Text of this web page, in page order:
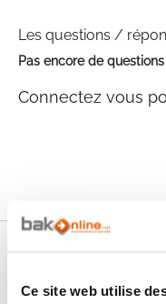
Ce site web utilise
Les questions /
Pas encore de questions
Connectez vous
Paiement